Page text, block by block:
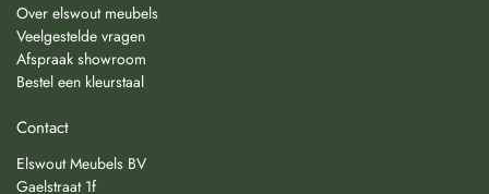
Over elswout meubels
Veelgestelde vragen
Afspraak showroom
Bestel een kleurstaal
Contact
Elswout Meubels BV
Gaelstraat 1f